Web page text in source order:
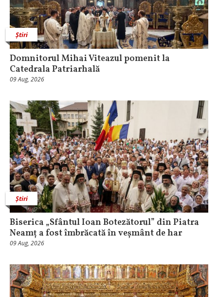
Știri
Domnitorul Mihai Viteazul pomenit la
Catedrala Patriarhală
09 Aug, 2026
Știri
Biserica „Sfântul Ioan Botezătorul” din Piatra
Neamț a fost îmbrăcată în veșmânt de har
09 Aug, 2026